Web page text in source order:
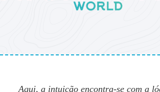
Aqui, a intuição encontra-se com a